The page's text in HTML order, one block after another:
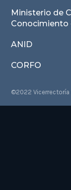
Ministerio de
Conocimiento
ANID
CORFO
©2022 Vicerrectoría